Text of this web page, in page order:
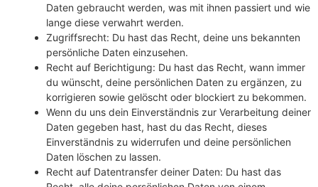
Daten gebraucht werden, was mit ihnen passiert und wie
lange diese verwahrt werden.
Zugriffsrecht: Du hast das Recht, deine uns bekannten
persönliche Daten einzusehen.
Recht auf Berichtigung: Du hast das Recht, wann immer
du wünscht, deine persönlichen Daten zu ergänzen, zu
korrigieren sowie gelöscht oder blockiert zu bekommen.
Wenn du uns dein Einverständnis zur Verarbeitung deiner
Daten gegeben hast, hast du das Recht, dieses
Einverständnis zu widerrufen und deine persönlichen
Daten löschen zu lassen.
Recht auf Datentransfer deiner Daten: Du hast das